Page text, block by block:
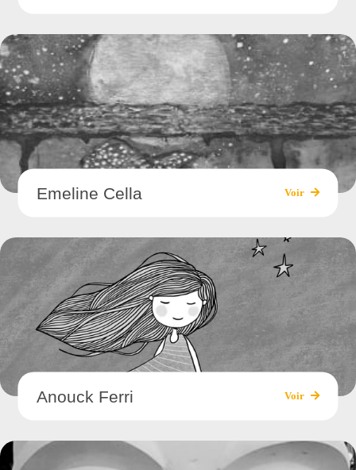
Emeline Cella Voir
Anouck Ferri Voir